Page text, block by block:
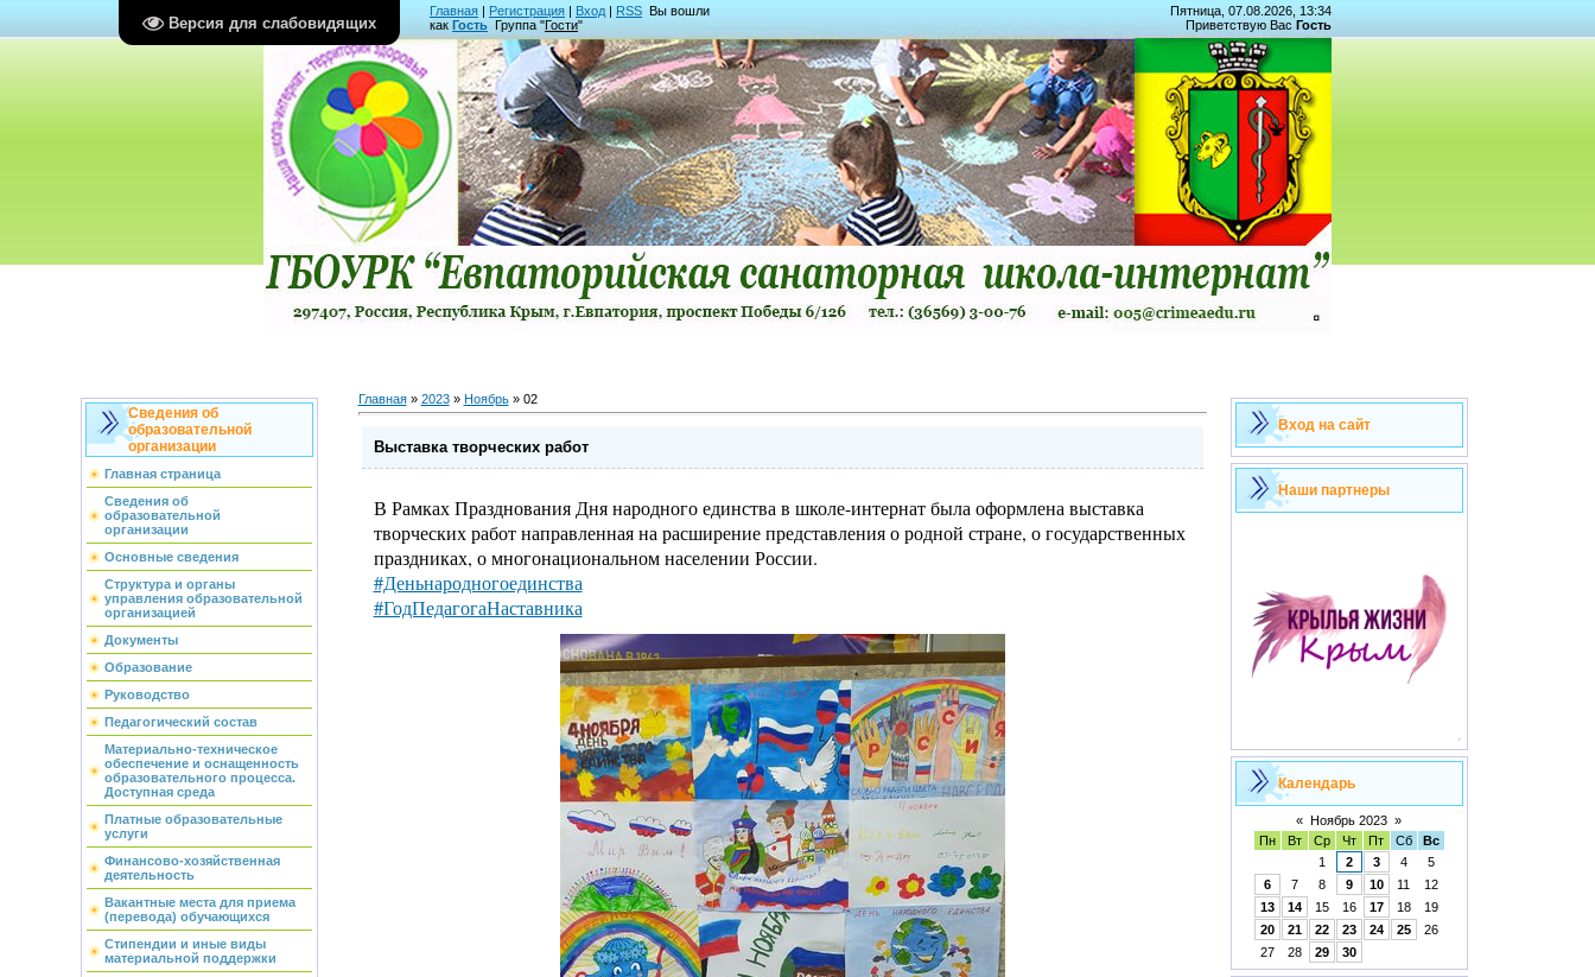
Версия для слабовидящих
Главная | Регистрация | Вход | RSS Вы вошли
как Гость Группа "Гости"
Пятница, 07.08.2026, 13:34
Приветствую Вас Гость
Сведения об
образовательной
организации
Главная страница
Сведения об
образовательной
организации
Основные сведения
Структура и органы
управления образовательной
организацией
Документы
Образование
Руководство
Педагогический состав
Материально-техническое
обеспечение и оснащенность
образовательного процесса.
Доступная среда
Платные образовательные
услуги
Финансово-хозяйственная
деятельность
Вакантные места для приема
(перевода) обучающихся
Стипендии и иные виды
материальной поддержки
Главная» 2023 » Ноябрь » 02
Выставка творческих работ
В Рамках Празднования Дня народного единства в школе-интернат была оформлена выставка
творческих работ направленная на расширение представления о родной стране, о государственных
праздниках, о многонациональном населении России.
#Деньнародногоединства
#ГодПедагогаНаставника
Вход на сайт
Наши партнеры
Календарь
« Ноябрь 2023 »
Пн
Вт Ср Чт Пт Сб
Вс
1
2 3 4
5
6
7 8 9 10 11
12
13
14 15 16 17 18
19
20
21 22 23 24 25
26
27
28 29 30